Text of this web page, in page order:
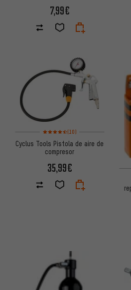
7,99€
Valoración media: 4,5 de 5 basada
(10)
Cyclus Tools Pistola de aire de
compresor
35,99€